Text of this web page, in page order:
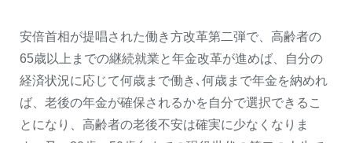
安倍首相が提唱された働き方改革第二弾で、高齢者の
65歳以上までの継続就業と年金改革が進めば、自分の
経済状況に応じて何歳まで働き､何歳まで年金を納めれ
ば、老後の年金が確保されるかを自分で選択できるこ
とになり、高齢者の老後不安は確実に少なくなりま